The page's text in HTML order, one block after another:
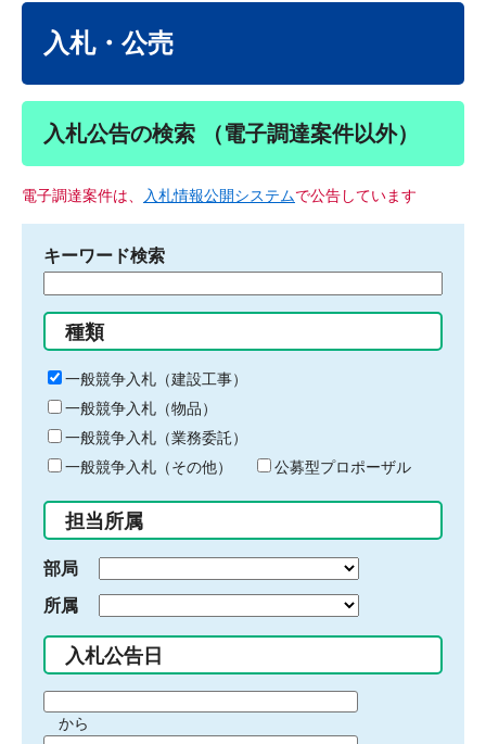
入札・公売
入札公告の検索 （電子調達案件以外）
電子調達案件は、 入札情報公開システムで公告しています
キーワード検索
る
キ
ー
ワ
ー
ド
入
力
種類
一般競争入札（建設工事）
一般競争入札（物品）
一般競争入札（業務委託）
一般競争入札（その他）
公募型プロポーザル
担当所属
部局
所属
入札公告日
間から